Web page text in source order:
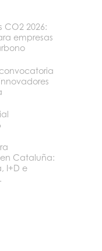
CO2 2026:
empresas
Cataluña:
I+D e